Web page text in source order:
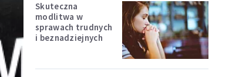
Skuteczna
modlitwa w
sprawach trudnych
i beznadziejnych